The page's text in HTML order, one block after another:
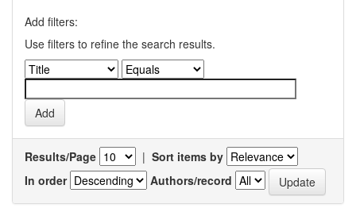
Add filters:
Use filters to refine the search results.
Results/Page | Sort items by
In order
Authors/record